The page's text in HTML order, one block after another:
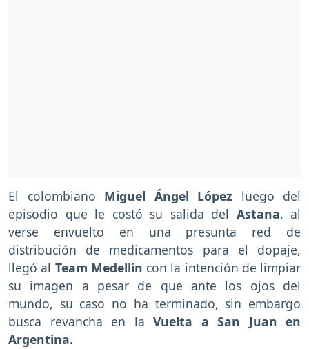
El colombiano Miguel Ángel López luego del
episodio que le costó su salida del Astana, al
verse envuelto en una presunta red de
distribución de medicamentos para el dopaje,
llegó al Team Medellín con la intención de limpiar
su imagen a pesar de que ante los ojos del
mundo, su caso no ha terminado, sin embargo
busca revancha en la Vuelta a San Juan en
Argentina.